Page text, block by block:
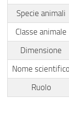
Specie animali
Classe animale
Dimensione
Nome scientifico
Ruolo